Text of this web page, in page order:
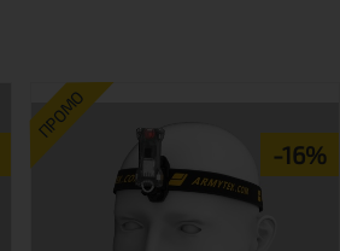
ПРОМО
-16%